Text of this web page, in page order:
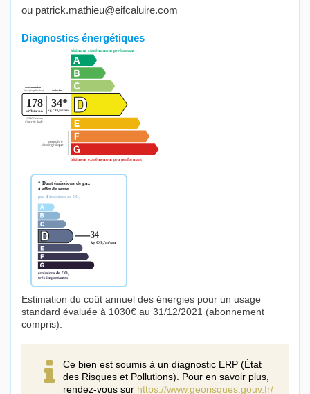
ou patrick.mathieu@eifcaluire.com
Diagnostics énergétiques
Estimation du coût annuel des énergies pour un usage
standard évaluée à 1030€ au 31/12/2021 (abonnement
compris).
Ce bien est soumis à un diagnostic ERP (État
des Risques et Pollutions). Pour en savoir plus,
rendez-vous sur https://www.georisques.gouv.fr/